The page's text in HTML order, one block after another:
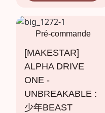
Pré-commande
[MAKESTAR]
ALPHA DRIVE
ONE -
UNBREAKABLE :
少年BEAST